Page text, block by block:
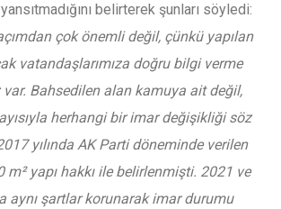
belirterek şunları söyledi:
çok önemli değil, çünkü yapılan
vatandaşlarımıza doğru bilgi verme
Bahsedilen alan kamuya ait değil,
herhangi bir imar değişikliği söz
yılında AK Parti döneminde verilen
m² yapı hakkı ile belirlenmişti. 2021 ve
aynı şartlar korunarak imar durumu